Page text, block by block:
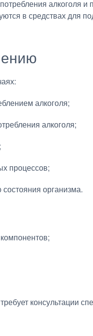
алкоголя
в средствах для
алкоголя;
алкоголя;
процессов;
организма.
консультации